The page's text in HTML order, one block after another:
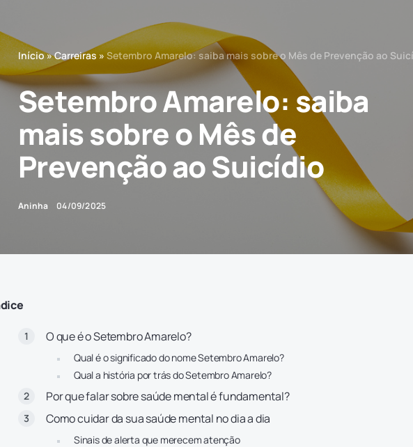
Início»Carreiras » Setembro Amarelo: saiba mais sobre o Mês de Prevenção ao
Setembro Amarelo: saiba
mais sobre o Mês de
Prevenção ao Suicídio
Aninha 04/09/2025
O que é o Setembro Amarelo?
Qual é o significado do nome Setembro Amarelo?
Qual a história por trás do Setembro Amarelo?
Por que falar sobre saúde mental é fundamental?
Como cuidar da sua saúde mental no dia a dia
Sinais de alerta que merecem atenção